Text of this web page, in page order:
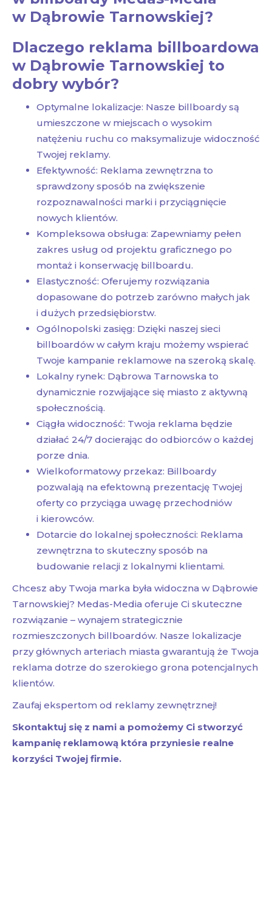
w Dąbrowie Tarnowskiej?
Dlaczego reklama billboardowa
w Dąbrowie Tarnowskiej to
dobry wybór?
Optymalne lokalizacje: Nasze billboardy są
umieszczone w miejscach o wysokim
natężeniu ruchu co maksymalizuje widoczność
Twojej reklamy.
Efektywność: Reklama zewnętrzna to
sprawdzony sposób na zwiększenie
rozpoznawalności marki i przyciągnięcie
nowych klientów.
Kompleksowa obsługa: Zapewniamy pełen
zakres usług od projektu graficznego po
montaż i konserwację billboardu.
Elastyczność: Oferujemy rozwiązania
dopasowane do potrzeb zarówno małych jak
i dużych przedsiębiorstw.
Ogólnopolski zasięg: Dzięki naszej sieci
billboardów w całym kraju możemy wspierać
Twoje kampanie reklamowe na szeroką skalę.
Lokalny rynek: Dąbrowa Tarnowska to
dynamicznie rozwijające się miasto z aktywną
społecznością.
Ciągła widoczność: Twoja reklama będzie
działać 24/7 docierając do odbiorców o każdej
porze dnia.
Wielkoformatowy przekaz: Billboardy
pozwalają na efektowną prezentację Twojej
oferty co przyciąga uwagę przechodniów
i kierowców.
Dotarcie do lokalnej społeczności: Reklama
zewnętrzna to skuteczny sposób na
budowanie relacji z lokalnymi klientami.
Chcesz aby Twoja marka była widoczna w Dąbrowie
Tarnowskiej? Medas-Media oferuje Ci skuteczne
rozwiązanie – wynajem strategicznie
rozmieszczonych billboardów. Nasze lokalizacje
przy głównych arteriach miasta gwarantują że Twoja
reklama dotrze do szerokiego grona potencjalnych
klientów.
Zaufaj ekspertom od reklamy zewnętrznej!
Skontaktuj się z nami a pomożemy Ci stworzyć
kampanię reklamową która przyniesie realne
korzyści Twojej firmie.